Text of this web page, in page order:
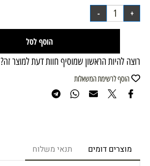
הוסף לסל
רוצה להיות הראשון שמוסיף חוות דעת למוצר זה?
הוסף לרשימת המשאלות
מוצרים דומים תנאי משלוח